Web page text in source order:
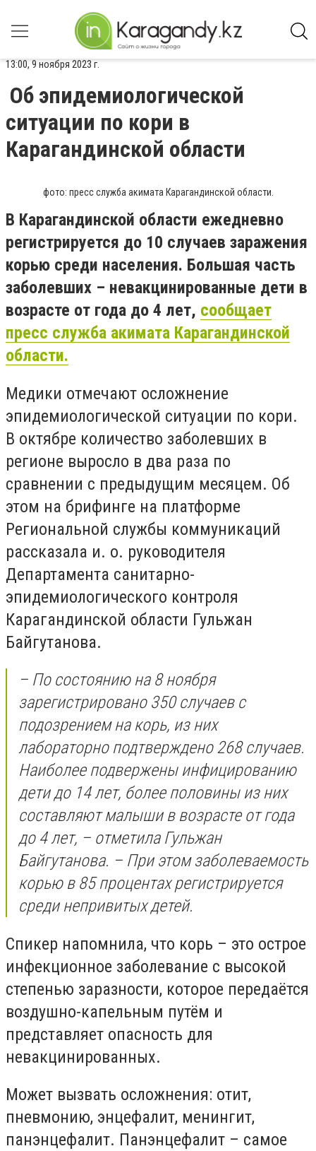
13:00, 9 ноября 2023 г.
Об эпидемиологической
ситуации по кори в
Карагандинской области
фото: пресс служба акимата Карагандинской области.
В Карагандинской области ежедневно
регистрируется до 10 случаев заражения
корью среди населения. Большая часть
заболевших – невакцинированные дети в
возрасте от года до 4 лет, сообщает
пресс служба акимата Карагандинской
области.
Медики отмечают осложнение
эпидемиологической ситуации по кори.
В октябре количество заболевших в
регионе выросло в два раза по
сравнении с предыдущим месяцем. Об
этом на брифинге на платформе
Региональной службы коммуникаций
рассказала и. о. руководителя
Департамента санитарно-
эпидемиологического контроля
Карагандинской области Гульжан
Байгутанова.
– По состоянию на 8 ноября
зарегистрировано 350 случаев с
подозрением на корь, из них
лабораторно подтверждено 268 случаев.
Наиболее подвержены инфицированию
дети до 14 лет, более половины из них
составляют малыши в возрасте от года
до 4 лет, – отметила Гульжан
Байгутанова. – При этом заболеваемость
корью в 85 процентах регистрируется
среди непривитых детей.
Спикер напомнила, что корь – это острое
инфекционное заболевание с высокой
степенью заразности, которое передаётся
воздушно-капельным путём и
представляет опасность для
невакцинированных.
Может вызвать осложнения: отит,
пневмонию, энцефалит, менингит,
панэнцефалит. Панэнцефалит – самое